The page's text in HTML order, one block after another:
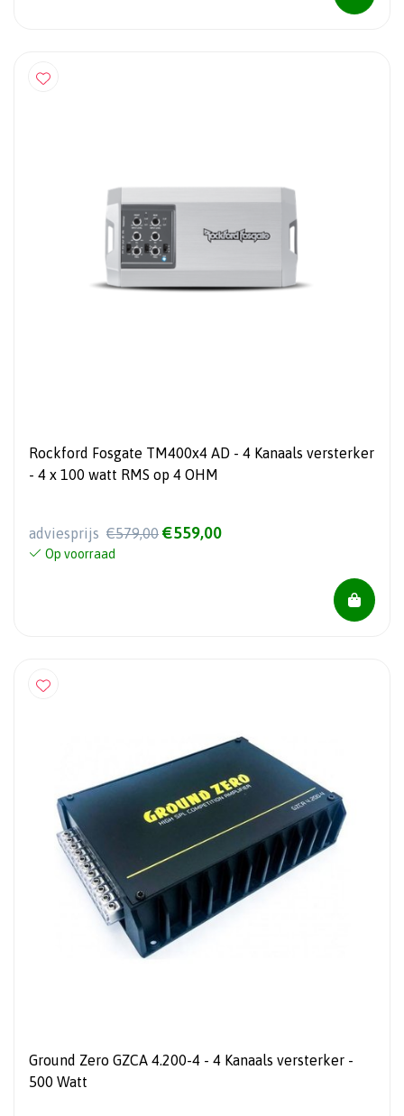
Rockford Fosgate TM400x4 AD - 4 Kanaals versterker
- 4 x 100 watt RMS op 4 OHM
adviesprijs €579,00 €559,00
Op voorraad
Ground Zero GZCA 4.200-4 - 4 Kanaals versterker -
500 Watt